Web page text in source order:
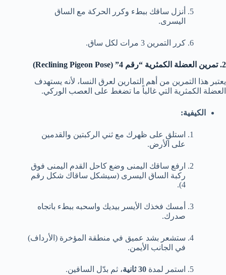
أنزل ساقك ببطء وكرر الحركة مع الساق
اليسرى.
كرر التمرين 3 مرات لكل ساق.
2. تمرين العضلة الكمثرية “رقم 4” (Reclining Pigeon Pose)
يعتبر هذا التمرين من أهم التمارين لعرق النسا، لأنه يستهدف
العضلة الكمثرية التي غالباً ما تضغط على العصب الوركي.
الكيفية:
استلقِ على ظهرك مع ثني الركبتين والقدمين
على الأرض.
ارفع ساقك اليمنى وضع كاحل القدم اليمنى فوق
ركبة الساق اليسرى (سيشكل ساقاك شكل رقم
4).
أمسك فخذك الأيسر بيديك واسحبه ببطء باتجاه
صدرك.
ستشعر بشد عميق في منطقة المؤخرة (الأرداف)
في الجانب الأيمن.
استمر لمدة 30 ثانية ، ثم بدّل الساقين.